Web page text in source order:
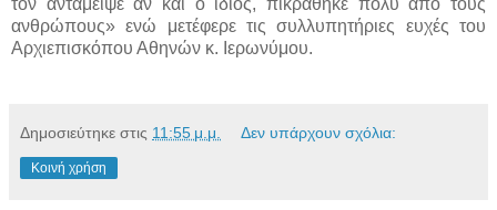
τον αντάμειψε αν και ο ίδιος, πικράθηκε πολύ από τους
ανθρώπους» ενώ μετέφερε τις συλλυπητήριες ευχές του
Αρχιεπισκόπου Αθηνών κ. Ιερωνύμου.
Δημοσιεύτηκε στις 11:55 μ.μ. Δεν υπάρχουν σχόλια:
Κοινή χρήση